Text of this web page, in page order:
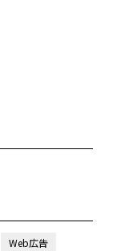
Web広告